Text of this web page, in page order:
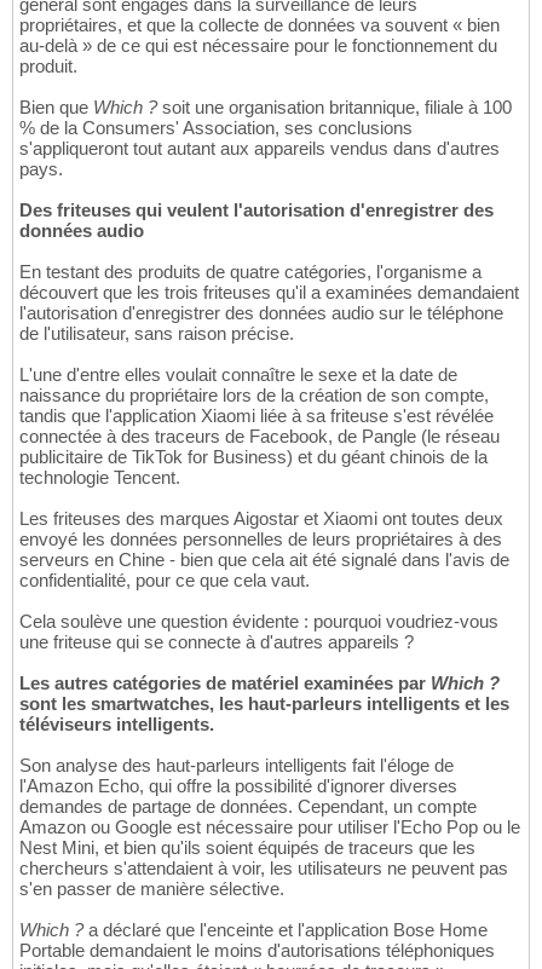
général sont engagés dans la surveillance de leurs
propriétaires, et que la collecte de données va souvent « bien
au-delà » de ce qui est nécessaire pour le fonctionnement du
produit.
Bien que Which ?soit une organisation britannique, filiale à 100
% de la Consumers' Association, ses conclusions
s'appliqueront tout autant aux appareils vendus dans d'autres
pays.
Des friteuses qui veulent l'autorisation d'enregistrer des
données audio
En testant des produits de quatre catégories, l'organisme a
découvert que les trois friteuses qu'il a examinées demandaient
l'autorisation d'enregistrer des données audio sur le téléphone
de l'utilisateur, sans raison précise.
L'une d'entre elles voulait connaître le sexe et la date de
naissance du propriétaire lors de la création de son compte,
tandis que l'application Xiaomi liée à sa friteuse s'est révélée
connectée à des traceurs de Facebook, de Pangle (le réseau
publicitaire de TikTok for Business) et du géant chinois de la
technologie Tencent.
Les friteuses des marques Aigostar et Xiaomi ont toutes deux
envoyé les données personnelles de leurs propriétaires à des
serveurs en Chine - bien que cela ait été signalé dans l'avis de
confidentialité, pour ce que cela vaut.
Cela soulève une question évidente : pourquoi voudriez-vous
une friteuse qui se connecte à d'autres appareils ?
Les autres catégories de matériel examinées par Which ?
sont les smartwatches, les haut-parleurs intelligents et les
téléviseurs intelligents.
Son analyse des haut-parleurs intelligents fait l'éloge de
l'Amazon Echo, qui offre la possibilité d'ignorer diverses
demandes de partage de données. Cependant, un compte
Amazon ou Google est nécessaire pour utiliser l'Echo Pop ou le
Nest Mini, et bien qu'ils soient équipés de traceurs que les
chercheurs s'attendaient à voir, les utilisateurs ne peuvent pas
s'en passer de manière sélective.
Which ?a déclaré que l'enceinte et l'application Bose Home
Portable demandaient le moins d'autorisations téléphoniques